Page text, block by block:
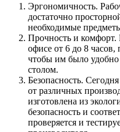
Эргономичность.
достаточно
необходимые
Прочность и комфорт.
офисе от 6 до 8 часов,
чтобы им было
столом.
Безопасность.
от различных
изготовлена из
безопасность и
проверяется и